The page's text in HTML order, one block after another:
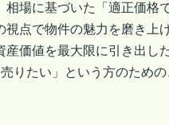
相場に基づいた「適正価格
視点で物件の魅力を磨き上
産価値を最大限に引き出し
りたい」という方のため